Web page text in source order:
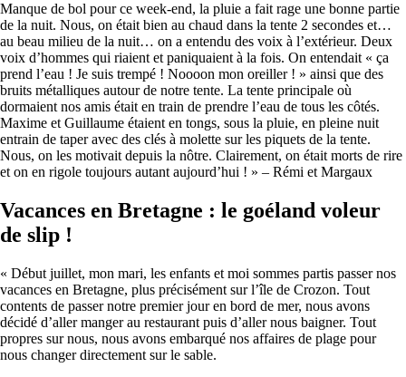
Manque de bol pour ce week-end, la pluie a fait rage une bonne partie
de la nuit. Nous, on était bien au chaud dans la tente 2 secondes et…
au beau milieu de la nuit… on a entendu des voix à l’extérieur. Deux
voix d’hommes qui riaient et paniquaient à la fois. On entendait « ça
prend l’eau ! Je suis trempé ! Noooon mon oreiller ! » ainsi que des
bruits métalliques autour de notre tente. La tente principale où
dormaient nos amis était en train de prendre l’eau de tous les côtés.
Maxime et Guillaume étaient en tongs, sous la pluie, en pleine nuit
entrain de taper avec des clés à molette sur les piquets de la tente.
Nous, on les motivait depuis la nôtre. Clairement, on était morts de rire
et on en rigole toujours autant aujourd’hui ! » – Rémi et Margaux
Vacances en Bretagne : le goéland voleur
de slip !
« Début juillet, mon mari, les enfants et moi sommes partis passer nos
vacances en Bretagne, plus précisément sur l’île de Crozon. Tout
contents de passer notre premier jour en bord de mer, nous avons
décidé d’aller manger au restaurant puis d’aller nous baigner. Tout
propres sur nous, nous avons embarqué nos affaires de plage pour
nous changer directement sur le sable.